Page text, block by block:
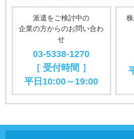
派遣をご検討中の
企業の方からのお問い合わ
せ
03-5338-1270
［ 受付時間 ］
平日10:00～19:00